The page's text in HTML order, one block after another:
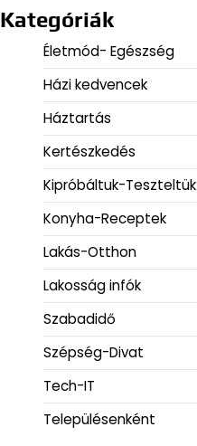
Kategóriák
Életmód- Egészség
Házi kedvencek
Háztartás
Kertészkedés
Kipróbáltuk-Teszteltük
Konyha-Receptek
Lakás-Otthon
Lakosság infók
Szabadidő
Szépség-Divat
Tech-IT
Településenként